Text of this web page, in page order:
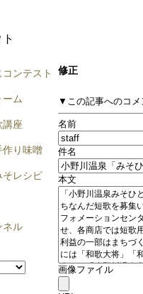
修正
▼この記事へのコメ
名前
件名
本文
画像ファイル
ンテスト
ム
講座
作り味噌
そレシピ
ネル